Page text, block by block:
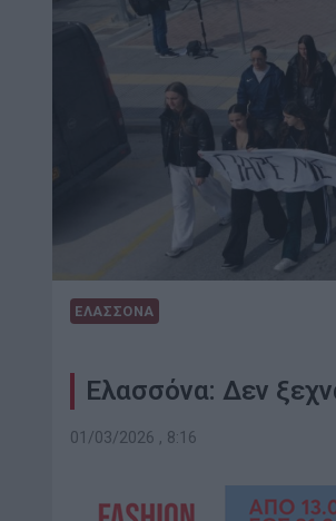
ΕΛΑΣΣΟΝΑ
Ελασσόνα: Δεν
01/03/2026 , 8:16